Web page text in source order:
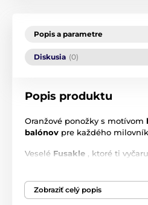
Popis a parametre
Diskusia (0)
Popis produktu
Oranžové ponožky s motívom
balónov pre každého
Veselé Fusakle , ktoré ti
ponožkastiahne, čo je
Po opakovanom oblečenie
Zobraziť celý popis